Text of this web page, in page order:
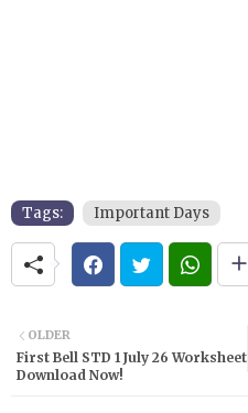
Tags: Important Days
OLDER
First Bell STD 1 July 26 Worksheet
Download Now!